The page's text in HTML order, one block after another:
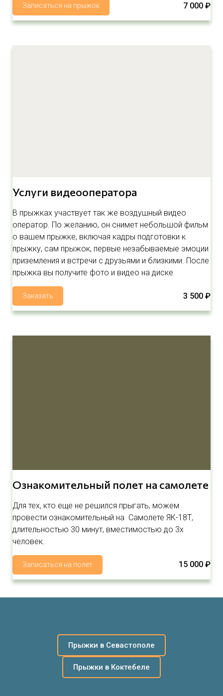
Записаться на прыжок 7 000 ₽
Услуги видеооператора
В прыжках участвует так же воздушный видео
оператор. По желанию, он снимет небольшой фильм
о вашем прыжке, включая кадры подготовки к
прыжку, сам прыжок, первые незабываемые эмоции
приземления и встречи с друзьями и близкими. После
прыжка вы получите фото и видео на диске.
Заказать 3 500 ₽
Ознакомительный полет на самолете
Для тех, кто еще не решился прыгать, можем
провести ознакомительный на Самолете ЯК-18Т,
длительностью 30 минут, вместимостью до 3х
человек.
Записаться на полет 15 000 ₽
Прыжки в Севастополе
Прыжки в Коктебеле